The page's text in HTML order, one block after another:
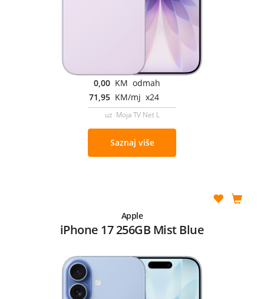
0,00 KM odmah
71,95 KM/mj x24
uz Moja TV Net L
Saznaj više
Apple
iPhone 17 256GB Mist Blue